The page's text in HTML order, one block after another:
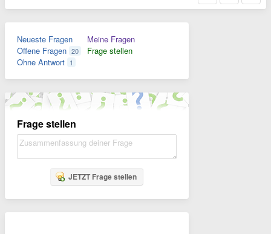
Neueste Fragen
Offene Fragen 20
Ohne Antwort 1
Meine Fragen
Frage stellen
Frage stellen
JETZT Frage stellen